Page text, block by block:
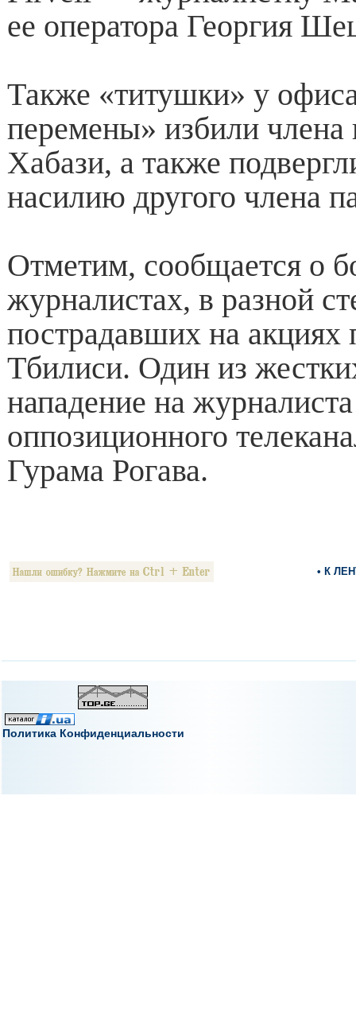
ее оператора Георгия
Также «титушки» у
перемены» избили члена
Хабази, а также
насилию другого члена
Отметим, сообщается о
журналистах, в разной
пострадавших на акциях
Тбилиси. Один из
нападение на журналиста
оппозиционного
Гурама Рогава.
• К
Политика Конфиденциальности